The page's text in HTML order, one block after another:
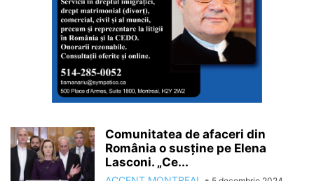
Comunitatea de afaceri din
România o susține pe Elena
Lasconi. „Ce...